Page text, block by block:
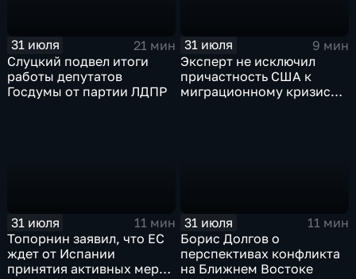
31 июля
21 мин
Слуцкий подвел итоги
работы депутатов
Госдумы от партии ЛДПР
31 июля
9 мин
Эксперт не исключил
причастность США к
миграционному кризису в
31 июля
11 мин
Топорнин заявил, что ЕС
ждет от Испании
принятия активных мер
31 июля
11 мин
Борис Долгов о
перспективах конфликта
на Ближнем Востоке